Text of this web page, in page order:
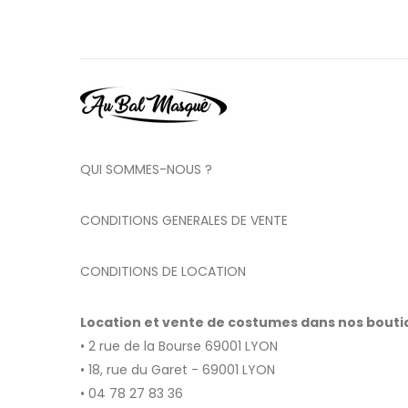
QUI SOMMES-NOUS ?
CONDITIONS GENERALES DE VENTE
CONDITIONS DE LOCATION
Location et vente de costumes dans nos
• 2 rue de la Bourse 69001 LYON
• 18, rue du Garet - 69001 LYON
• 04 78 27 83 36